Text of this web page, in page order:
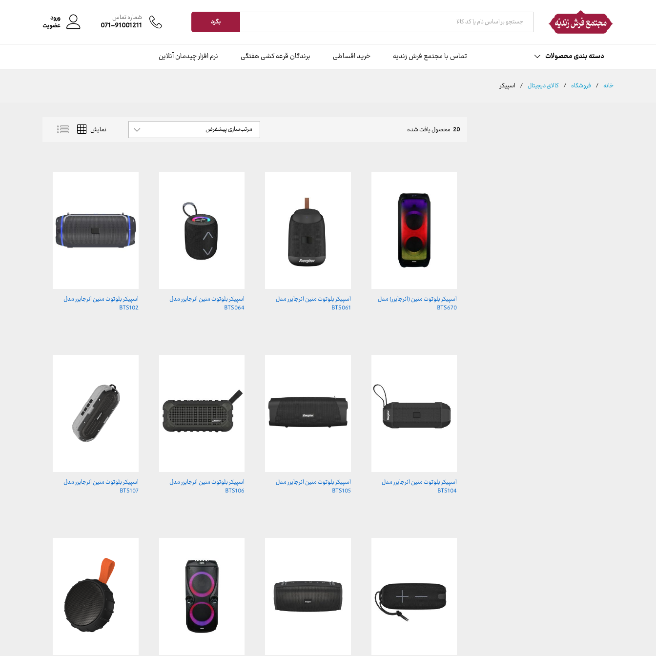
همه دسته ها بگرد شماره تماس
071-91001211
ورود
عضویت
دسته بندی محصولات تماس با مجتمع فرش زندیه خرید اقساطی برندگان قرعه کشی هفتگی نرم افزار چیدمان آنلاین
خانه / فروشگاه / کالای دیجیتال / اسپیکر
20 محصول یافت شده نمایش مرتب‌سازی پیشفرض
اسپیکر بلوتوث متین (انرجایزر) مدل
BTS670
اسپیکر بلوتوث متین انرجایزر مدل
BTS061
اسپیکر بلوتوث متین انرجایزر مدل
BTS064
اسپیکر بلوتوث متین انرجایزر مدل
BTS102
اسپیکر بلوتوث متین انرجایزر مدل
BTS104
اسپیکر بلوتوث متین انرجایزر مدل
BTS105
اسپیکر بلوتوث متین انرجایزر مدل
BTS106
اسپیکر بلوتوث متین انرجایزر مدل
BTS107